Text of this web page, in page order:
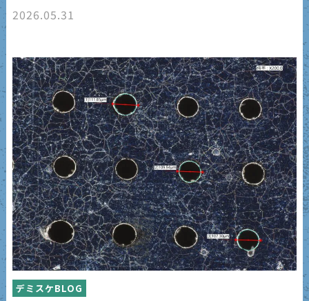
2026.05.31
デミスケBLOG